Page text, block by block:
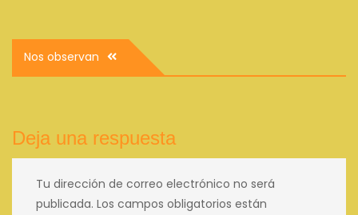
Navegación
de
Nos observan
Deja una respuesta
Tu dirección de correo electrónico no será
publicada. Los campos obligatorios están